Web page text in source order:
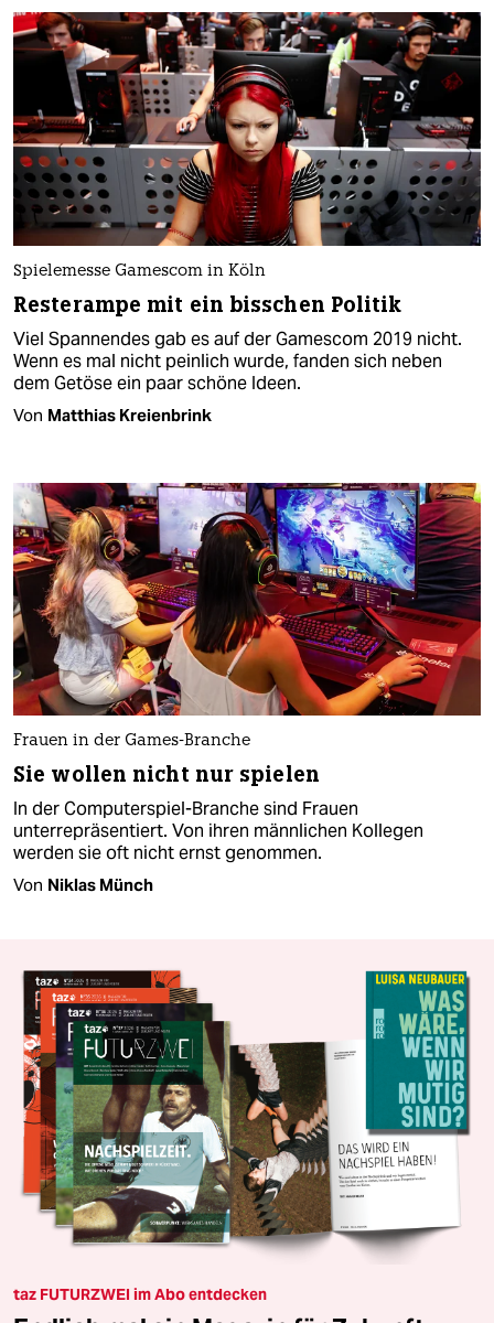
Spielemesse Gamescom in Köln
Resterampe mit ein bisschen Politik
Viel Spannendes gab es auf der Gamescom 2019 nicht.
Wenn es mal nicht peinlich wurde, fanden sich neben
dem Getöse ein paar schöne Ideen.
Von Matthias Kreienbrink
Frauen in der Games-Branche
Sie wollen nicht nur spielen
In der Computerspiel-Branche sind Frauen
unterrepräsentiert. Von ihren männlichen Kollegen
werden sie oft nicht ernst genommen.
Von Niklas Münch
taz FUTURZWEI im Abo entdecken